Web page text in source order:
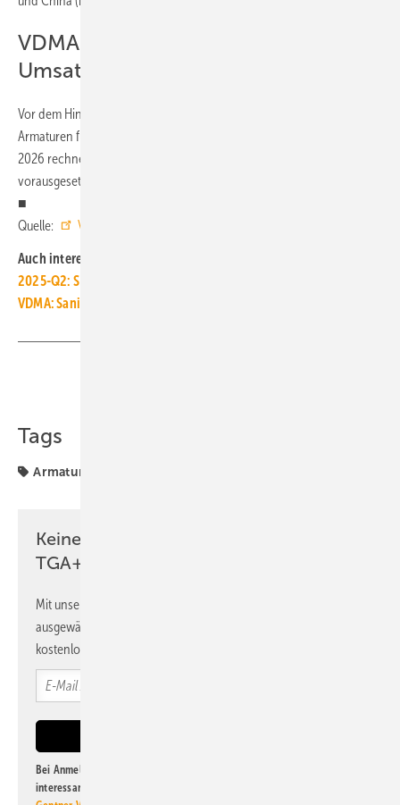
VDMA erwartet moderates
Umsatzplus
Vor dem Hintergrund der aktuellen Entwicklung erwartet der VDMA
Armaturen für 2025 lediglich ein moderates Umsatzplus von 3 %. Für
2026 rechnet der Fachverband mit einer spürbar stärkeren Dynamik –
vorausgesetzt, die politischen Rahmenbedingungen verbessern sich.
■
Quelle:
VDMA
Auch interessant:
2025-Q2: SHK-Geschäftsklima stag­niert knapp über null
VDMA: Sanitär­indus­trie rech­net 2025 mit Erho­lung
Tags
Armatur
Keine Zeit? Kein Problem mit dem
TGA+E Newsletter!
Mit unserem Newsletter erhalten Sie regelmäßig von uns
ausgewählte Informationen und Neuigkeiten, gebündelt und
kostenlos direkt ins Postfach.
Bei Anmeldung zu diesem Newsletter bin ich damit einverstanden, über
interessante Verlags- und Online-Angebote